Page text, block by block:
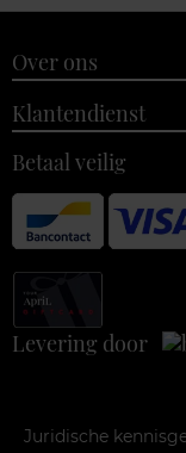
Over ons
Klantendienst
Betaal veilig
Levering door
Juridische